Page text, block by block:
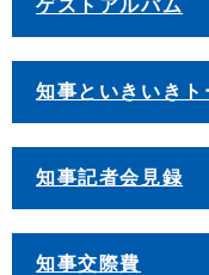
ゲストアルバム
知事といきいきト
知事記者会見録
知事交際費